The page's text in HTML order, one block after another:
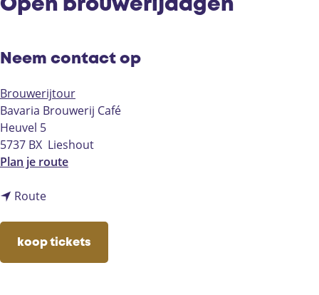
Open brouwerijdagen
Neem contact op
Brouwerijtour
Bavaria Brouwerij Café
Heuvel 5
5737 BX Lieshout
Plan je routen
p
e
Routen
r
O
koop tickets